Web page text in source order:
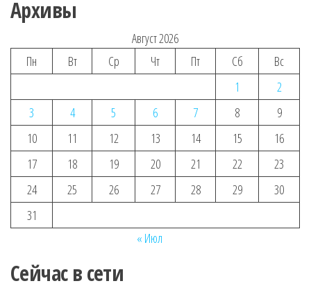
Архивы
Август 2026
Пн
Вт Ср Чт Пт Сб
Вс
1
2
3
4 5 6 7 8
9
10
11 12 13 14 15
16
17
18 19 20 21 22
23
24
25 26 27 28 29
30
31
« Июл
Сейчас в сети